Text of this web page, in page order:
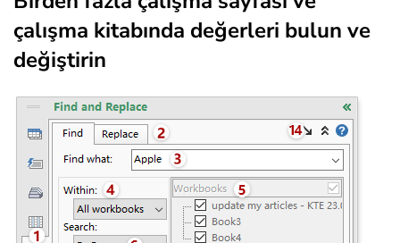
çalışma kitabında değerleri bulun ve
değiştirin